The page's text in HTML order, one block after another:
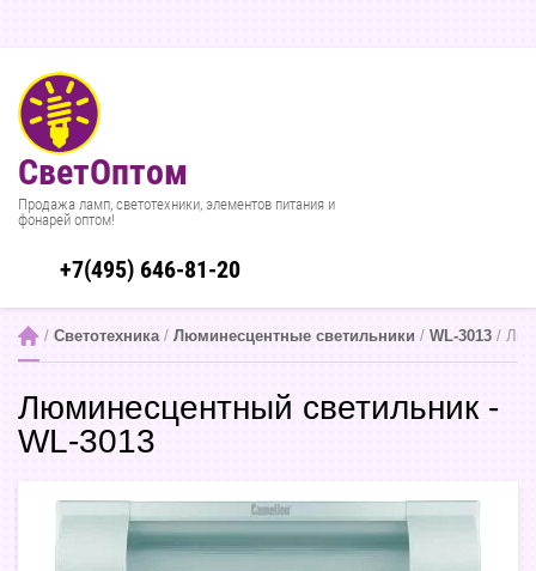
СветОптом
Продажа ламп, светотехники, элементов питания и
фонарей оптом!
+7(495) 646-81-20
/ Светотехника / Люминесцентные светильники / WL-3013 /
Люминесцентный светильник -
WL-3013